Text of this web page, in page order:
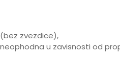
zvezdice),
u zavisnosti od